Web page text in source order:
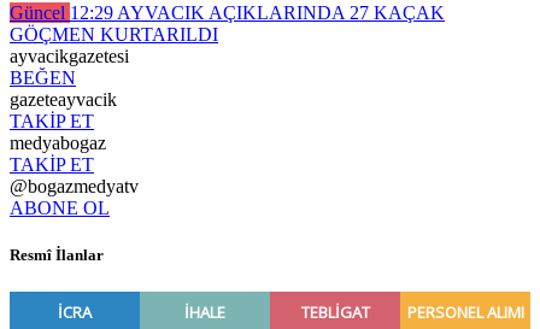
Güncel 12:29 AYVACIK AÇIKLARINDA 27 KAÇAK
GÖÇMEN KURTARILDI
ayvacikgazetesi
BEĞEN
gazeteayvacik
TAKİP ET
medyabogaz
TAKİP ET
@bogazmedyatv
ABONE OL
Resmî İlanlar